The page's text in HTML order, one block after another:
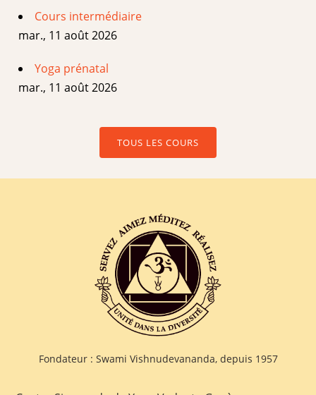
Cours intermédiaire
mar., 11 août 2026
Yoga prénatal
mar., 11 août 2026
TOUS LES COURS
Fondateur : Swami Vishnudevananda, depuis 1957